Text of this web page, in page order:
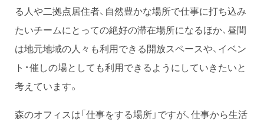
る人や二拠点居住者、自然豊かな場所で仕事に打ち込み
たいチームにとっての絶好の滞在場所になるほか、昼間
は地元地域の人々も利用できる開放スペースや、イベン
ト・催しの場としても利用できるようにしていきたいと
考えています。
森のオフィスは「仕事をする場所」ですが、仕事から生活